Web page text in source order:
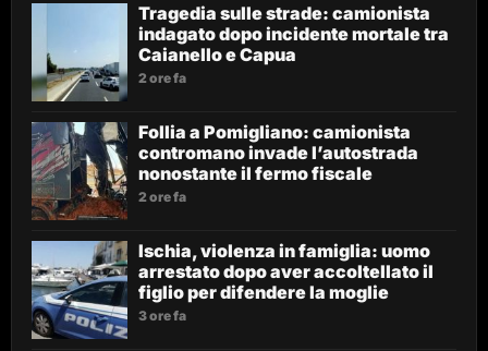
Tragedia sulle strade: camionista
indagato dopo incidente mortale tra
Caianello e Capua
2 ore fa
Follia a Pomigliano: camionista
contromano invade l’autostrada
nonostante il fermo fiscale
2 ore fa
Ischia, violenza in famiglia: uomo
arrestato dopo aver accoltellato il
figlio per difendere la moglie
3 ore fa